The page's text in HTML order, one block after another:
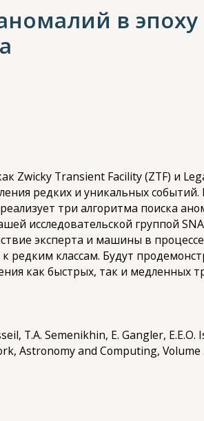
в
Zwicky Transient Facility (ZTF) и
редких и уникальных
три алгоритма поиска
исследовательской группой
эксперта и машины в
редким классам. Будут
как быстрых, так и медленных
T.A. Semenikhin, E. Gangler,
Astronomy and Computing, Volume